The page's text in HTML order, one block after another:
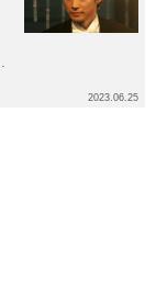
2023.06.25